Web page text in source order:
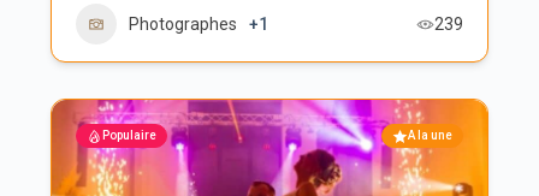
Photographes +1 239
Populaire A la une